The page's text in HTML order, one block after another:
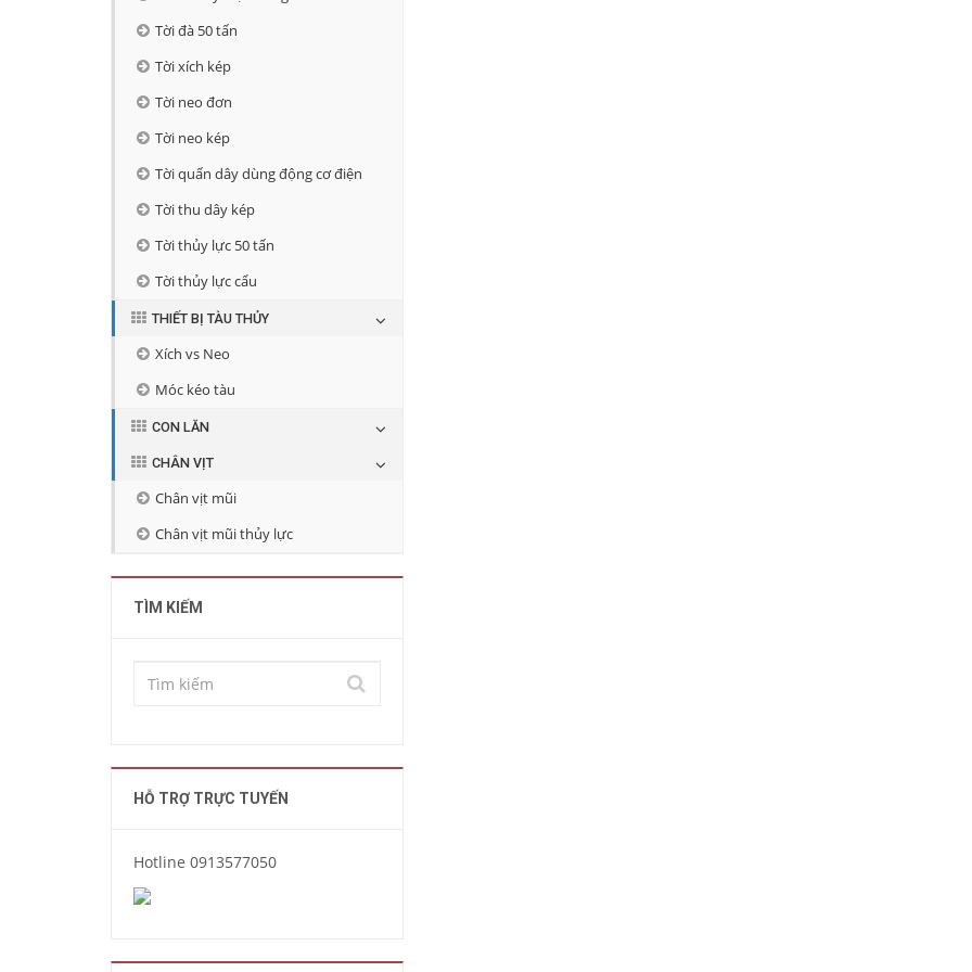
Tời đà 50 tấn
Tời xích kép
Tời neo đơn
Tời neo kép
Tời quấn dây dùng động cơ điện
Tời thu dây kép
Tời thủy lực 50 tấn
Tời thủy lực cẩu
THIẾT BỊ TÀU THỦY
Xích vs Neo
Móc kéo tàu
CON LĂN
CHÂN VỊT
Chân vịt mũi
Chân vịt mũi thủy lực
TÌM KIẾM
HỖ TRỢ TRỰC TUYẾN
Hotline 0913577050